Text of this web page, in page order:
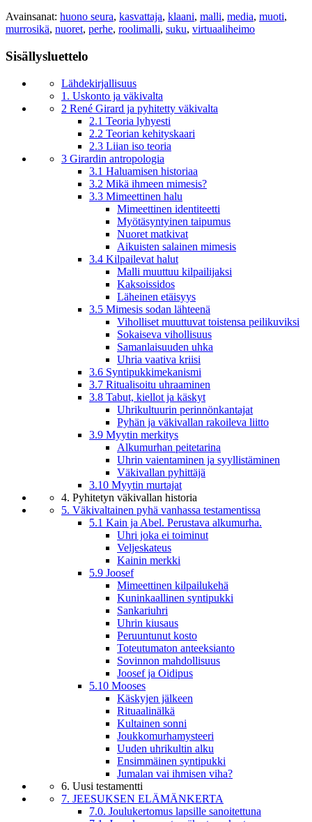
Avainsanat: huono seura, kasvattaja, klaani, malli, media, muoti,
murrosikä, nuoret, perhe, roolimalli, suku, virtuaaliheimo
Sisällysluettelo
Lähdekirjallisuus
1. Uskonto ja väkivalta
2 René Girard ja pyhitetty väkivalta
2.1 Teoria lyhyesti
2.2 Teorian kehityskaari
2.3 Liian iso teoria
3 Girardin antropologia
3.1 Haluamisen historiaa
3.2 Mikä ihmeen mimesis?
3.3 Mimeettinen halu
Mimeettinen identiteetti
Myötäsyntyinen taipumus
Nuoret matkivat
Aikuisten salainen mimesis
3.4 Kilpailevat halut
Malli muuttuu kilpailijaksi
Kaksoissidos
Läheinen etäisyys
3.5 Mimesis sodan lähteenä
Viholliset muuttuvat toistensa peilikuviksi
Sokaiseva vihollisuus
Samanlaisuuden uhka
Uhria vaativa kriisi
3.6 Syntipukkimekanismi
3.7 Ritualisoitu uhraaminen
3.8 Tabut, kiellot ja käskyt
Uhrikultuurin perinnönkantajat
Pyhän ja väkivallan rakoileva liitto
3.9 Myytin merkitys
Alkumurhan peitetarina
Uhrin vaientaminen ja syyllistäminen
Väkivallan pyhittäjä
3.10 Myytin murtajat
4. Pyhitetyn väkivallan historia
5. Väkivaltainen pyhä vanhassa testamentissa
5.1 Kain ja Abel. Perustava alkumurha.
Uhri joka ei toiminut
Veljeskateus
Kainin merkki
5.9 Joosef
Mimeettinen kilpailukehä
Kuninkaallinen syntipukki
Sankariuhri
Uhrin kiusaus
Peruuntunut kosto
Toteutumaton anteeksianto
Sovinnon mahdollisuus
Joosef ja Oidipus
5.10 Mooses
Käskyjen jälkeen
Rituaalinälkä
Kultainen sonni
Joukkomurhamysteeri
Uuden uhrikultin alku
Ensimmäinen syntipukki
Jumalan vai ihmisen viha?
6. Uusi testamentti
7. JEESUKSEN ELÄMÄNKERTA
7.0. Joulukertomus lapsille sanoitettuna